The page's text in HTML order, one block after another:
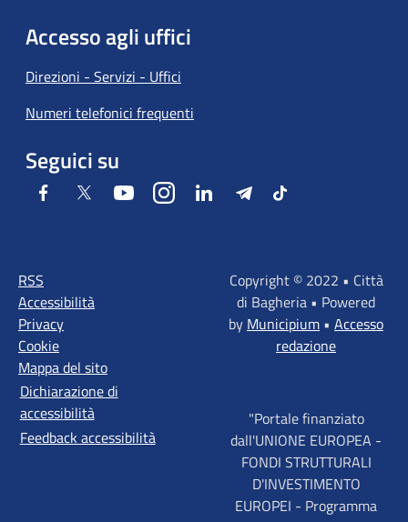
Accesso agli uffici
Direzioni - Servizi - Uffici
Numeri telefonici frequenti
Seguici su
Facebook Twitter YoutubeInstagramLinkedIn TelegramTiktok
RSS
Accessibilità
Privacy
Cookie
Mappa del sito
Dichiarazione di
accessibilità
Feedback accessibilità
Copyright © 2022 • Città
di Bagheria • Powered
by Municipium • Accesso
redazione
"Portale finanziato
dall'UNIONE EUROPEA -
FONDI STRUTTURALI
D'INVESTIMENTO
EUROPEI - Programma